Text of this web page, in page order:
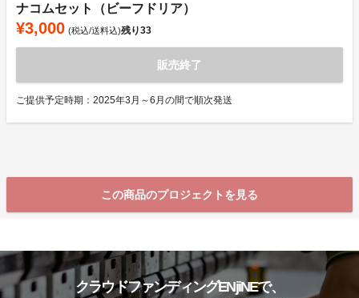
ナコムセット（ビーフドリア）
¥3,000 (税込/送料込)残り33
販売終了
ご提供予定時期：2025年3月～6月の間で順次発送
この商品のプロジェクトを見る
クラウドファンディングENjiNEで、